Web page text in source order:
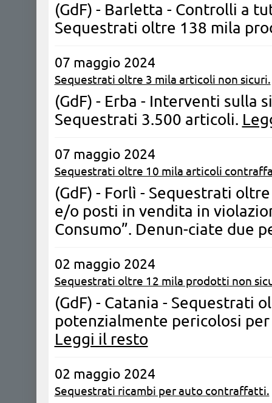
(GdF) - Barletta - Controlli a
Sequestrati oltre 138 mila
07 maggio 2024
Sequestrati oltre 3 mila articoli non sicuri.
(GdF) - Erba - Interventi sulla
Sequestrati 3.500 articoli.
07 maggio 2024
Sequestrati oltre 10 mila articoli
(GdF) - Forlì - Sequestrati
e/o posti in vendita in
Consumo”. Denun-ciate due
02 maggio 2024
Sequestrati oltre 12 mila prodotti non
(GdF) - Catania - Sequestrati
potenzialmente pericolosi
Leggi il resto
02 maggio 2024
Sequestrati ricambi per auto contraffatti.